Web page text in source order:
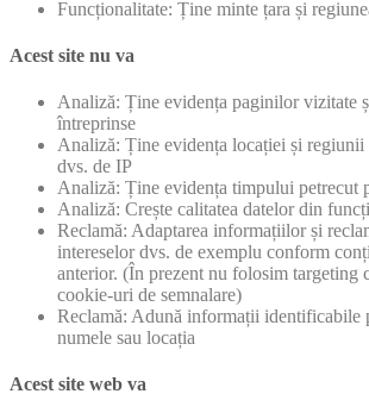
Funcționalitate: Ține minte țara și
Acest site nu va
Analiză: Ține evidența paginilor vizitate
întreprinse
Analiză: Ține evidența locației și regiunii
dvs. de IP
Analiză: Ține evidența timpului petrecut
Analiză: Crește calitatea datelor din
Reclamă: Adaptarea informațiilor și
intereselor dvs. de exemplu conform
anterior. (În prezent nu folosim targeting
cookie-uri de semnalare)
Reclamă: Adună informații identificabile
numele sau locația
Acest site web va